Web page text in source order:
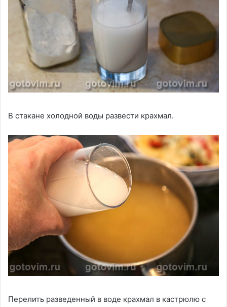
В стакане холодной воды развести крахмал.
Перелить разведенный в воде крахмал в кастрюлю с